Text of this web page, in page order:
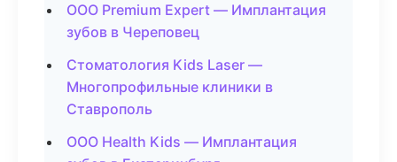
ООО Premium Expert — Имплантация
зубов в Череповец
Стоматология Kids Laser —
Многопрофильные клиники в
Ставрополь
ООО Health Kids — Имплантация